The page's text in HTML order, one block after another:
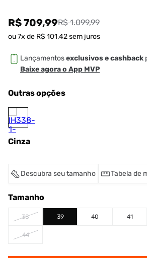
R$ 709,99R$ 1.099,99
ou7x de R$ 101,42sem juros
Lançamentosexclusivos e cashback
Baixe agora o App MVP
Outras opções
Cinza
Descubra seu tamanho Tabela de
Tamanho
38 39 40 41
44